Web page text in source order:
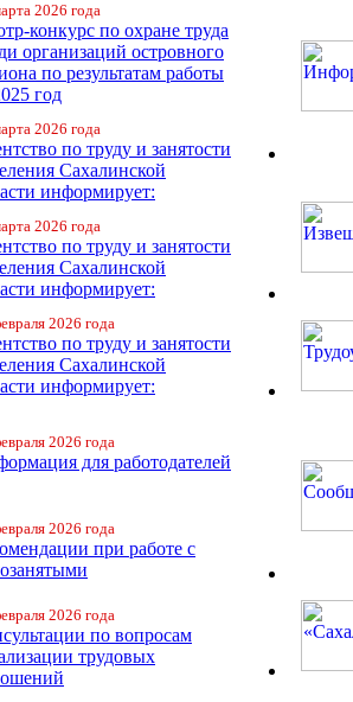
2026 года
конкурс по охране труда
организаций островного
по результатам работы
год
2026 года
по труду и занятости
Сахалинской
информирует:
2026 года
по труду и занятости
Сахалинской
информирует:
2026 года
по труду и занятости
Сахалинской
информирует:
2026 года
для работодателей
2026 года
при работе с
2026 года
по вопросам
трудовых